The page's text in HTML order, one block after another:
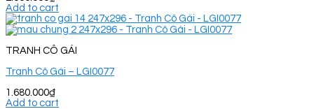
Add to cart
TRANH CÔ GÁI
Tranh Cô Gái – LGI0077
1.680.000₫
Add to cart